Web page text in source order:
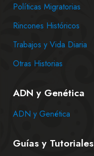
Políticas Migratorias
Rincones Históricos
Trabajos y Vida Diaria
Otras Historias
ADN y Genética
ADN y Genética
Guías y Tutoriales